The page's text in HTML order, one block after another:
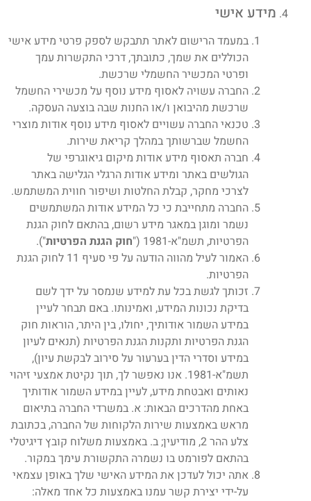
מידע אישי
במעמד הרישום לאתר תתבקש לספק פרטי מידע אישי
הכוללים את שמך, כתובתך, דרכי התקשרות עמך
ופרטי המכשיר החשמלי שרכשת.
החברה עשויה לאסוף מידע נוסף על מכשירי החשמל
שרכשת מהיבואן ו/או החנות שבה בוצעה העסקה.
טכנאי החברה עשויים לאסוף מידע נוסף אודות מוצרי
החשמל שברשותך במהלך קריאת שירות.
חברה תאסוף מידע אודות מיקום גיאוגרפי של
הגולשים באתר ומידע אודות הרגלי הגלישה באתר
לצרכי מחקר, קבלת החלטות ושיפור חווית המשתמש.
החברה מתחייבת כי כל המידע אודות המשתמשים
נשמר ומוגן במאגר מידע רשום, בהתאם לחוק הגנת
הפרטיות, תשמ"א-1981 ("
חוק הגנת הפרטיות").
האמור לעיל מהווה הודעה על פי סעיף 11 לחוק הגנת
הפרטיות.
זכותך לגשת בכל עת למידע שנמסר על ידך לשם
בדיקת נכונות המידע, ואמינותו. באם תבחר לעיין
במידע השמור אודותיך, יחולו, בין היתר, הוראות חוק
הגנת הפרטיות ותקנות הגנת הפרטיות (תנאים לעיון
במידע וסדרי הדין בערעור על סירוב לבקשת עיון),
תשמ"א-1981. אנו נאפשר לך, תוך נקיטת אמצעי זיהוי
נאותים ואבטחת מידע, לעיין במידע השמור אודותיך
באחת מהדרכים הבאות: א. במשרדי החברה בתיאום
מראש באמצעות שירות הלקוחות של החברה, בכתובת
צלע ההר 2, מודיעין; ב. באמצעות משלוח קובץ דיגיטלי
בהתאם לפורמט בו נשמרה התקשורת עימך במקור.
אתה יכול לעדכן את המידע האישי שלך באופן עצמאי
על-ידי יצירת קשר עמנו באמצעות כל אחד מאלה: